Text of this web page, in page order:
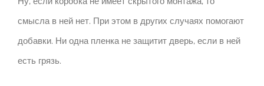
смысла в ней нет. При этом в других случаях помогают
добавки. Ни одна пленка не защитит дверь, если в ней
есть грязь.